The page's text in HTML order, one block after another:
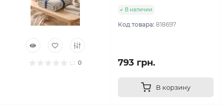
0
В наличии
Код товара: 818697
793 грн.
В корзину